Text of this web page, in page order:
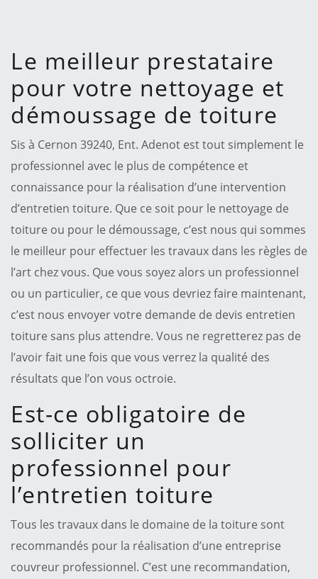
Le meilleur prestataire
pour votre nettoyage et
démoussage de toiture
Sis à Cernon 39240, Ent. Adenot est tout simplement le
professionnel avec le plus de compétence et
connaissance pour la réalisation d’une intervention
d’entretien toiture. Que ce soit pour le nettoyage de
toiture ou pour le démoussage, c’est nous qui sommes
le meilleur pour effectuer les travaux dans les règles de
l’art chez vous. Que vous soyez alors un professionnel
ou un particulier, ce que vous devriez faire maintenant,
c’est nous envoyer votre demande de devis entretien
toiture sans plus attendre. Vous ne regretterez pas de
l’avoir fait une fois que vous verrez la qualité des
résultats que l’on vous octroie.
Est-ce obligatoire de
solliciter un
professionnel pour
l’entretien toiture
Tous les travaux dans le domaine de la toiture sont
recommandés pour la réalisation d’une entreprise
couvreur professionnel. C’est une recommandation,